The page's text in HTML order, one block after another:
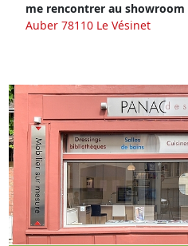
me rencontrer au showroom
Auber 78110 Le Vésinet